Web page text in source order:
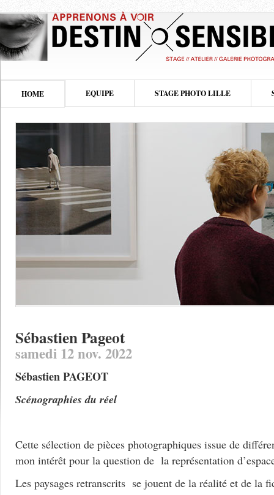
HOME EQUIPE STAGE PHOTO LILLE
Sébastien Pageot
samedi 12 nov. 2022
Sébastien PAGEOT
Scénographies du réel
Cette sélection de pièces photographiques issue de
mon intérêt pour la question de la représentation
Les paysages retranscrits se jouent de la réalité et de la